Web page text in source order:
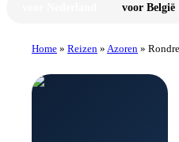
voor België
Home » Reizen » Azoren »